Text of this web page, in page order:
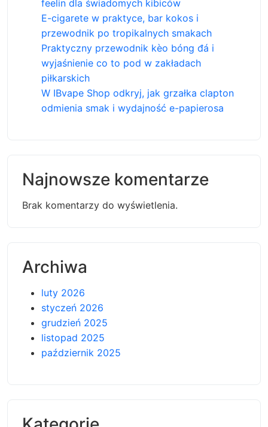
feelin dla świadomych kibiców
E-cigarete w praktyce, bar kokos i
przewodnik po tropikalnych smakach
Praktyczny przewodnik kèo bóng đá i
wyjaśnienie co to pod w zakładach
piłkarskich
W IBvape Shop odkryj, jak grzałka clapton
odmienia smak i wydajność e-papierosa
Najnowsze komentarze
Brak komentarzy do wyświetlenia.
Archiwa
luty 2026
styczeń 2026
grudzień 2025
listopad 2025
październik 2025